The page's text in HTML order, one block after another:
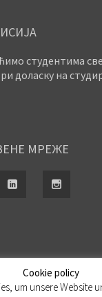
студентима
доласку на
МРЕЖЕ
© OSSAW 2011-
Cookie policy
um unsere Website